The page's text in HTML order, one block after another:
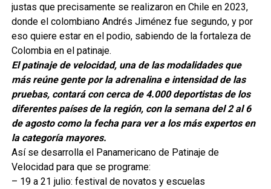
justas que precisamente se realizaron en Chile en 2023,
donde el colombiano Andrés Jiménez fue segundo, y por
eso quiere estar en el podio, sabiendo de la fortaleza de
Colombia en el patinaje.
El patinaje de velocidad, una de las modalidades que
más reúne gente por la adrenalina e intensidad de las
pruebas, contará con cerca de 4.000 deportistas de los
diferentes países de la región, con la semana del 2 al 6
de agosto como la fecha para ver a los más expertos en
la categoría mayores.
Así se desarrolla el Panamericano de Patinaje de
Velocidad para que se programe:
– 19 a 21 julio: festival de novatos y escuelas